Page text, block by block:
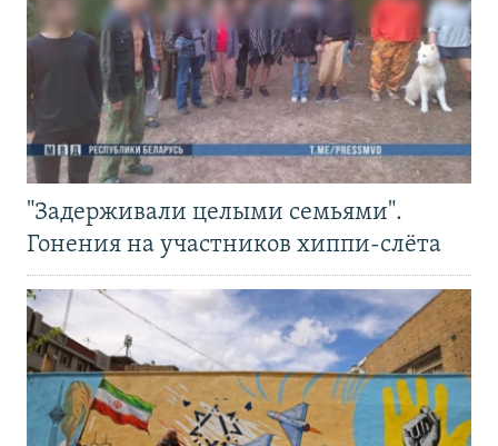
"Задерживали целыми семьями".
Гонения на участников хиппи-слёта